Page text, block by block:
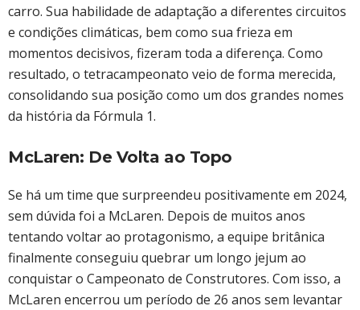
carro. Sua habilidade de adaptação a diferentes circuitos
e condições climáticas, bem como sua frieza em
momentos decisivos, fizeram toda a diferença. Como
resultado, o tetracampeonato veio de forma merecida,
consolidando sua posição como um dos grandes nomes
da história da Fórmula 1.
McLaren: De Volta ao Topo
Se há um time que surpreendeu positivamente em 2024,
sem dúvida foi a McLaren. Depois de muitos anos
tentando voltar ao protagonismo, a equipe britânica
finalmente conseguiu quebrar um longo jejum ao
conquistar o Campeonato de Construtores. Com isso, a
McLaren encerrou um período de 26 anos sem levantar